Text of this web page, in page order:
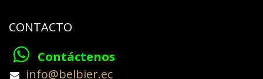
CONTACTO
Contáctenos
​info@belbier.ec​